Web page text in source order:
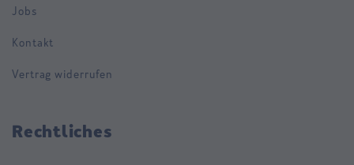
Jobs
Kontakt
Vertrag widerrufen
Rechtliches